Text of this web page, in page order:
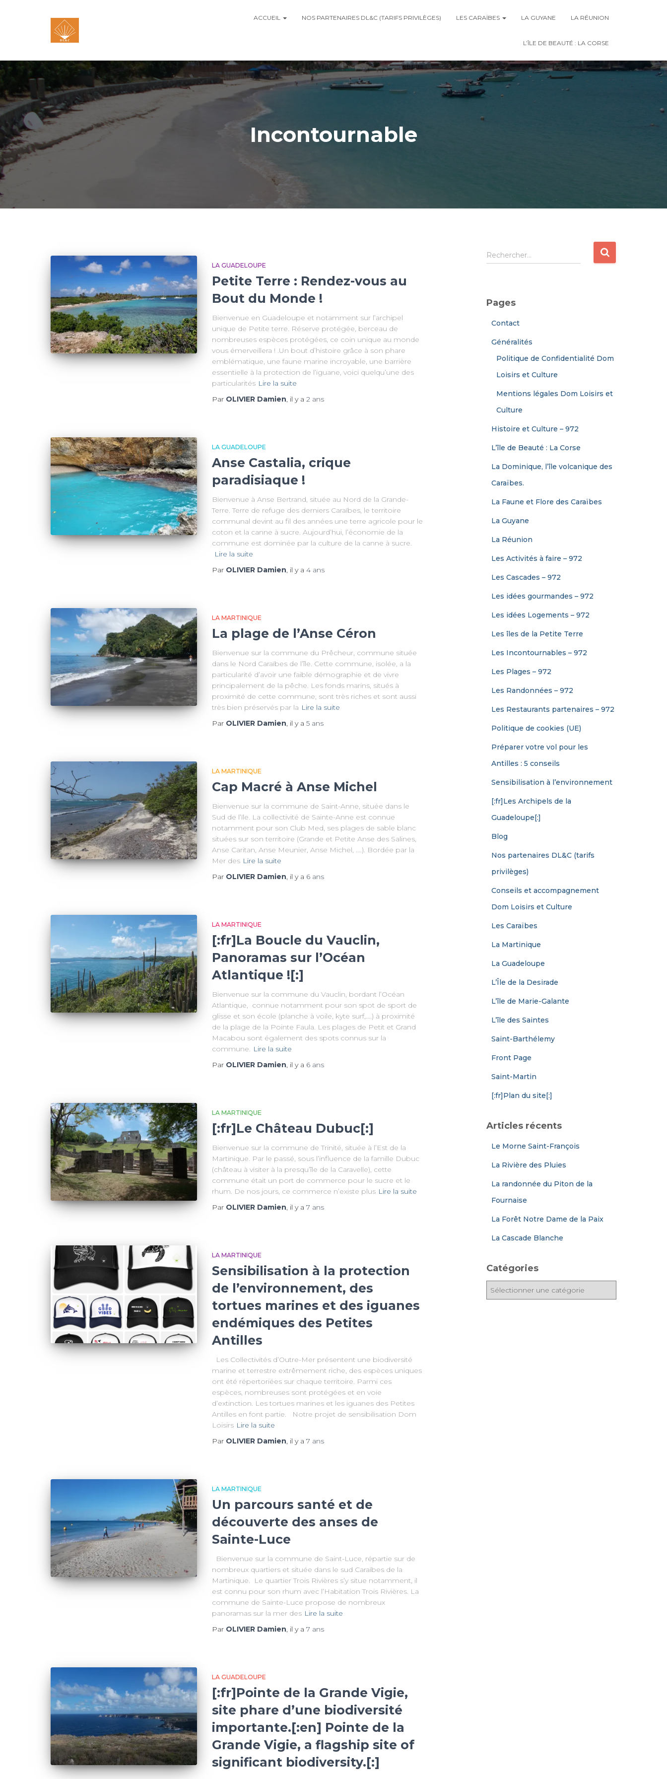
ACCUEIL NOS PARTENAIRES DL&C (TARIFS PRIVILÈGES) LES CARAÏBES LA GUYANE LA RÉUNION
L’ÎLE DE BEAUTÉ : LA CORSE
Incontournable
LA GUADELOUPE
Petite Terre : Rendez-vous au
Bout du Monde !
Bienvenue en Guadeloupe et notamment sur l’archipel
unique de Petite terre. Réserve protégée, berceau de
nombreuses espèces protégées, ce coin unique au monde
vous émerveillera ! .Un bout d’histoire grâce à son phare
emblématique, une faune marine incroyable, une barrière
essentielle à la protection de l’iguane, voici quelqu’une des
particularités Lire la suite
Par OLIVIER Damien, il y a 2 ans
LA GUADELOUPE
Anse Castalia, crique
paradisiaque !
Bienvenue à Anse Bertrand, située au Nord de la Grande-
Terre. Terre de refuge des derniers Caraïbes, le territoire
communal devint au fil des années une terre agricole pour le
coton et la canne à sucre. Aujourd’hui, l’économie de la
commune est dominée par la culture de la canne à sucre.
Lire la suite
Par OLIVIER Damien, il y a 4 ans
LA MARTINIQUE
La plage de l’Anse Céron
Bienvenue sur la commune du Prêcheur, commune située
dans le Nord Caraïbes de l’île. Cette commune, isolée, a la
particularité d’avoir une faible démographie et de vivre
principalement de la pêche. Les fonds marins, situés à
proximité de cette commune, sont très riches et sont aussi
très bien préservés par la Lire la suite
Par OLIVIER Damien, il y a 5 ans
LA MARTINIQUE
Cap Macré à Anse Michel
Bienvenue sur la commune de Saint-Anne, située dans le
Sud de l’ïle. La collectivité de Sainte-Anne est connue
notamment pour son Club Med, ses plages de sable blanc
situées sur son territoire (Grande et Petite Anse des Salines,
Anse Caritan, Anse Meunier, Anse Michel, ….). Bordée par la
Mer des Lire la suite
Par OLIVIER Damien, il y a 6 ans
LA MARTINIQUE
[:fr]La Boucle du Vauclin,
Panoramas sur l’Océan
Atlantique ![:]
Bienvenue sur la commune du Vauclin, bordant l’Océan
Atlantique, connue notamment pour son spot de sport de
glisse et son école (planche à voile, kyte surf,….) à proximité
de la plage de la Pointe Faula. Les plages de Petit et Grand
Macabou sont également des spots connus sur la
commune. Lire la suite
Par OLIVIER Damien, il y a 6 ans
LA MARTINIQUE
[:fr]Le Château Dubuc[:]
Bienvenue sur la commune de Trinité, située à l’Est de la
Martinique. Par le passé, sous l’influence de la famille Dubuc
(château à visiter à la presqu’île de la Caravelle), cette
commune était un port de commerce pour le sucre et le
rhum. De nos jours, ce commerce n’existe plus Lire la suite
Par OLIVIER Damien, il y a 7 ans
LA MARTINIQUE
Sensibilisation à la protection
de l’environnement, des
tortues marines et des iguanes
endémiques des Petites
Antilles
Les Collectivités d’Outre-Mer présentent une biodiversité
marine et terrestre extrêmement riche, des espèces uniques
ont été répertoriées sur chaque territoire. Parmi ces
espèces, nombreuses sont protégées et en voie
d’extinction. Les tortues marines et les iguanes des Petites
Antilles en font partie. Notre projet de sensibilisation Dom
Loisirs Lire la suite
Par OLIVIER Damien, il y a 7 ans
LA MARTINIQUE
Un parcours santé et de
découverte des anses de
Sainte-Luce
Bienvenue sur la commune de Saint-Luce, répartie sur de
nombreux quartiers et située dans le sud Caraïbes de la
Martinique. Le quartier Trois Rivières s’y situe notamment, il
est connu pour son rhum avec l’Habitation Trois Rivières. La
commune de Sainte-Luce propose de nombreux
panoramas sur la mer des Lire la suite
Par OLIVIER Damien, il y a 7 ans
LA GUADELOUPE
[:fr]Pointe de la Grande Vigie,
site phare d’une biodiversité
importante.[:en] Pointe de la
Grande Vigie, a flagship site of
significant biodiversity.[:]
R
e
r
Rechercher…
Pages
Contact
Généralités
Politique de Confidentialité Dom
Loisirs et Culture
Mentions légales Dom Loisirs et
Culture
Histoire et Culture – 972
L’île de Beauté : La Corse
La Dominique, l’île volcanique des
Caraïbes.
La Faune et Flore des Caraïbes
La Guyane
La Réunion
Les Activités à faire – 972
Les Cascades – 972
Les idées gourmandes – 972
Les idées Logements – 972
Les îles de la Petite Terre
Les Incontournables – 972
Les Plages – 972
Les Randonnées – 972
Les Restaurants partenaires – 972
Politique de cookies (UE)
Préparer votre vol pour les
Antilles : 5 conseils
Sensibilisation à l’environnement
[:fr]Les Archipels de la
Guadeloupe[:]
Blog
Nos partenaires DL&C (tarifs
privilèges)
Conseils et accompagnement
Dom Loisirs et Culture
Les Caraïbes
La Martinique
La Guadeloupe
L’Île de la Desirade
L’île de Marie-Galante
L’île des Saintes
Saint-Barthélemy
Front Page
Saint-Martin
[:fr]Plan du site[:]
Articles récents
Le Morne Saint-François
La Rivière des Pluies
La randonnée du Piton de la
Fournaise
La Forêt Notre Dame de la Paix
La Cascade Blanche
Catégories